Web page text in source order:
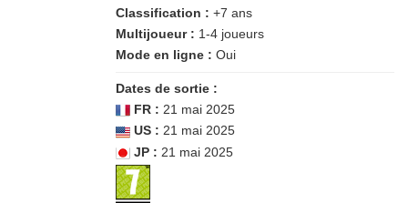
Classification : +7 ans
Multijoueur : 1-4 joueurs
Mode en ligne : Oui
Dates de sortie :
FR : 21 mai 2025
US : 21 mai 2025
JP : 21 mai 2025